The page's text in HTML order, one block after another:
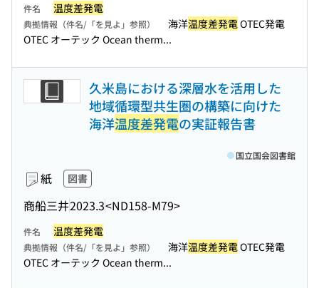
件名 温度差発電
典拠情報（件名/「を見よ」参照） 海洋温度差発電OTEC発電
OTEC オーテック Ocean therm...
久米島における深層水を活用した
地域循環型共生圏の構築に向けた
海洋温度差発電の実証報告書
紙 図書
商船三井2023.3<ND158-M79>
国立国会図書館
件名 温度差発電
典拠情報（件名/「を見よ」参照） 海洋温度差発電OTEC発電
OTEC オーテック Ocean therm...